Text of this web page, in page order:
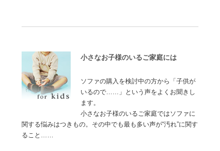
小さなお子様のいるご家庭には
ソファの購入を検討中の方から「子供が
いるので……」という声をよくお聞きし
ます。
小さなお子様のいるご家庭ではソファに
関する悩みはつきもの。その中でも最も多い声が“汚れ”に関す
ること……